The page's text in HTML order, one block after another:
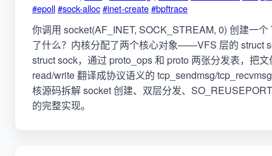
#epoll#sock-alloc#inet-create#bpftrace
你调用 socket(AF_INET, SOCK_STREAM, 0) 创建一
了什么？内核分配了两个核心对象——VFS 层的 struct
struct sock，通过 proto_ops 和 proto 两张分发表，把
read/write 翻译成协议语义的 tcp_sendmsg/
核源码拆解 socket 创建、双层分发、
的完整实现。